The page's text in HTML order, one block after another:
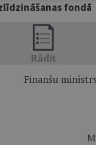
fondā
Finanšu